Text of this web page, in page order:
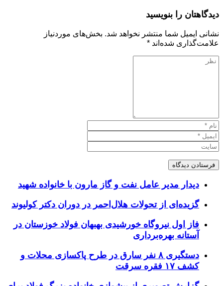
دیدگاهتان را بنویسید
نشانی ایمیل شما منتشر نخواهد شد. بخش‌های موردنیاز
علامت‌گذاری شده‌اند *
دیدار مدیر عامل نفت و گاز مارون با خانواده شهید
گزیده‌ای از تحولات هلال‌احمر در دوران دکتر کولیوند
فاز اول نیروگاه خورشیدی بهبهان فولاد خوزستان در
آستانه بهره‌برداری
دستگیری ۸ نفر سارق در طرح پاکسازی محلات و
کشف ۱۷ فقره سرقت